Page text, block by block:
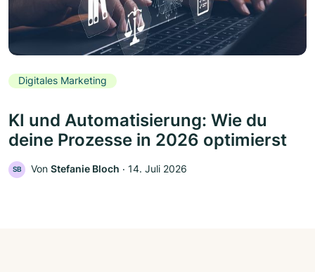
Digitales Marketing
KI und Automatisierung: Wie du
deine Prozesse in 2026 optimierst
SB Von Stefanie Bloch ‧ 14. Juli 2026